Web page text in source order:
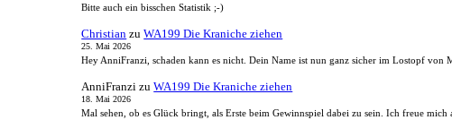
Bitte auch ein bisschen Statistik ;-)
Christian zuWA199 Die Kraniche ziehen
25. Mai 2026
Hey AnniFranzi, schaden kann es nicht. Dein Name ist nun ganz sicher im Lostopf von
AnniFranzi zuWA199 Die Kraniche ziehen
18. Mai 2026
Mal sehen, ob es Glück bringt, als Erste beim Gewinnspiel dabei zu sein. Ich freue mich